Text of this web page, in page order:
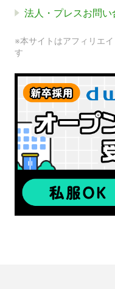
法人・プレスお問い
※本サイトはアフィリエ
す